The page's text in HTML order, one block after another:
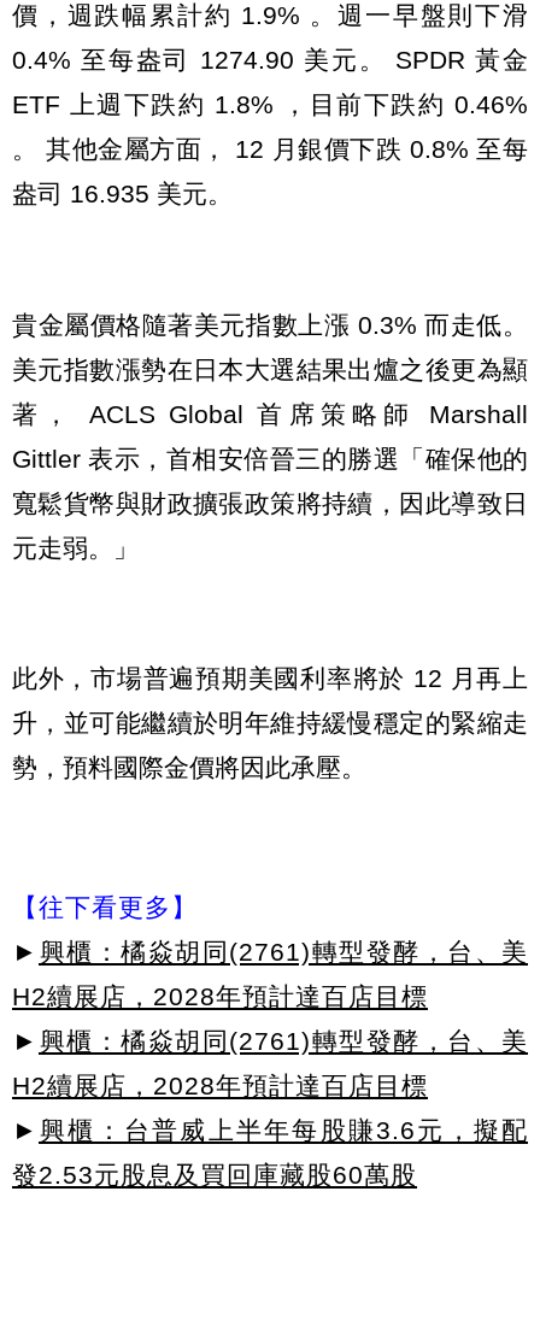
價，週跌幅累計約 1.9% 。週一早盤則下滑
0.4% 至每盎司 1274.90 美元。 SPDR 黃金
ETF 上週下跌約 1.8% ，目前下跌約 0.46%
。 其他金屬方面， 12 月銀價下跌 0.8% 至每
盎司 16.935 美元。
貴金屬價格隨著美元指數上漲 0.3% 而走低。
美元指數漲勢在日本大選結果出爐之後更為顯
著， ACLS Global 首席策略師 Marshall
Gittler 表示，首相安倍晉三的勝選「確保他的
寬鬆貨幣與財政擴張政策將持續，因此導致日
元走弱。」
此外，市場普遍預期美國利率將於 12 月再上
升，並可能繼續於明年維持緩慢穩定的緊縮走
勢，預料國際金價將因此承壓。
【往下看更多】
► 興櫃：橘焱胡同(2761)轉型發酵，台、美
H2續展店，2028年預計達百店目標
► 興櫃：橘焱胡同(2761)轉型發酵，台、美
H2續展店，2028年預計達百店目標
► 興櫃：台普威上半年每股賺3.6元，擬配
發2.53元股息及買回庫藏股60萬股